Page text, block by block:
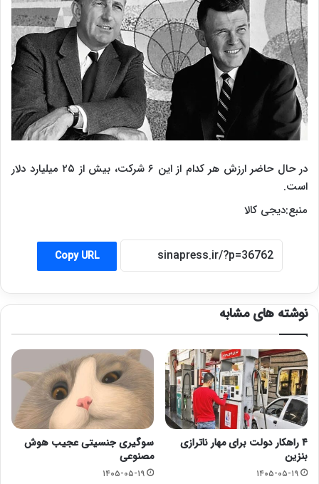
در حال حاضر ارزش هر کدام از این ۶ شرکت، بیش از ۲۵ میلیارد دلار
است.
منبع:دیجی کالا
Copy URL
نوشته های مشابه
۴ راهکار دولت برای مهار ناترازی
بنزین
۱۴۰۵-۰۵-۱۹
سوگیری جنسیتی عجیب هوش
مصنوعی
۱۴۰۵-۰۵-۱۹